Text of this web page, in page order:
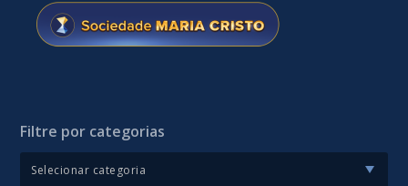
Filtre por categorias